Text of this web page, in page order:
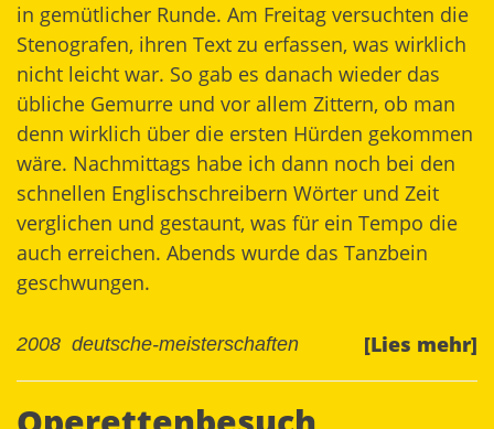
in gemütlicher Runde. Am Freitag versuchten die
Stenografen, ihren Text zu erfassen, was wirklich
nicht leicht war. So gab es danach wieder das
übliche Gemurre und vor allem Zittern, ob man
denn wirklich über die ersten Hürden gekommen
wäre. Nachmittags habe ich dann noch bei den
schnellen Englischschreibern Wörter und Zeit
verglichen und gestaunt, was für ein Tempo die
auch erreichen. Abends wurde das Tanzbein
geschwungen.
[Lies mehr]
2008 deutsche-meisterschaften